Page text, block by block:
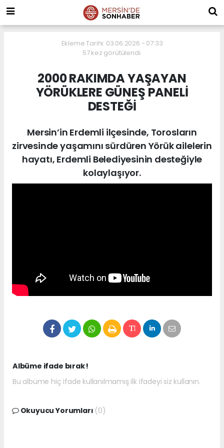
Ekleme Tarihi: 03.06.2026 - 07:33
57 kez görütülendi.
2000 RAKIMDA YAŞAYAN
YÖRÜKLERE GÜNEŞ PANELİ
DESTEĞİ
Mersin’in Erdemli ilçesinde, Torosların
zirvesinde yaşamını sürdüren Yörük ailelerin
hayatı, Erdemli Belediyesinin desteğiyle
kolaylaşıyor.
Albüme ifade bırak !
Bu albüme hiç ifade kullanılmamış ilk ifadeyi siz kullanın.
Okuyucu Yorumları (0)